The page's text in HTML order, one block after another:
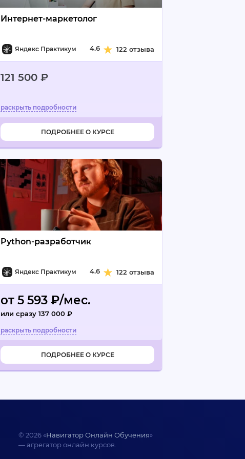
Интернет-маркетолог
Яндекс Практикум 4.6 122 отзыва
121 500 ₽
ПОДРОБНЕЕ О КУРСЕ
Python-разработчик
Яндекс Практикум 4.6 122 отзыва
от 5 593 ₽/мес.
или сразу 137 000 ₽
ПОДРОБНЕЕ О КУРСЕ
© 2026 «Навигатор Онлайн Обучения»
— агрегатор онлайн курсов.